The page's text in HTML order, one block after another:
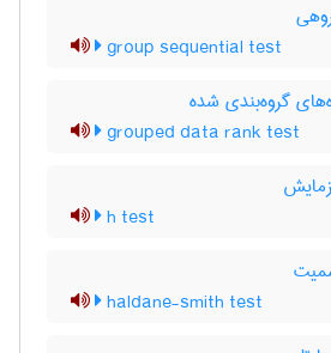
group sequential test
گروه‌بندی شده
grouped data rank test
h test
haldane-smith test